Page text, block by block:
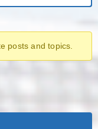
posts and topics.